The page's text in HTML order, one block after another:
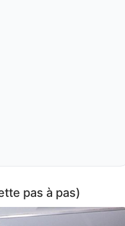
pas à pas)